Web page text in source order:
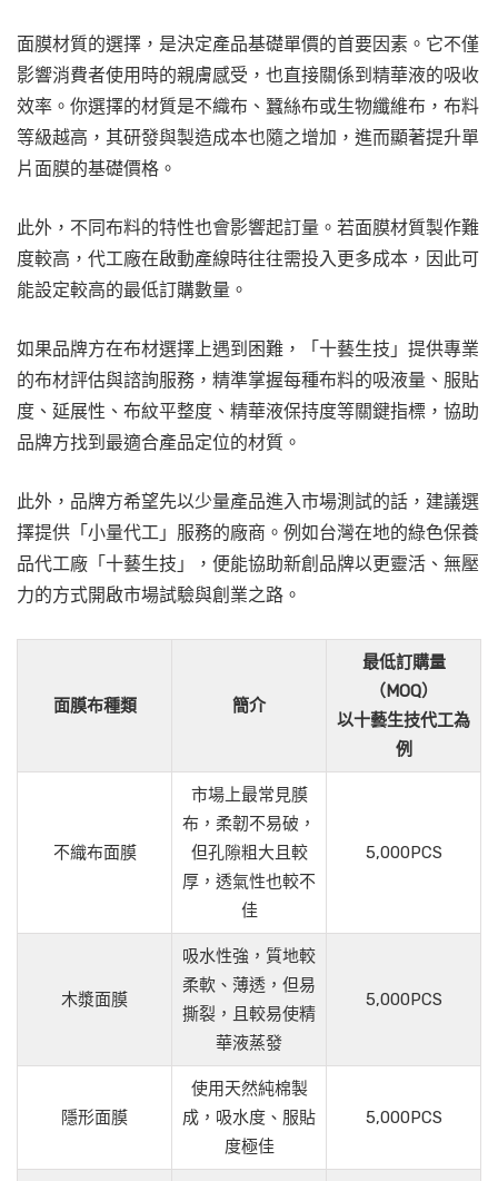
面膜材質的選擇，是決定產品基礎單價的首要因素。它不僅
影響消費者使用時的親膚感受，也直接關係到精華液的吸收
效率。你選擇的材質是不織布、蠶絲布或生物纖維布，布料
等級越高，其研發與製造成本也隨之增加，進而顯著提升單
片面膜的基礎價格。
此外，不同布料的特性也會影響起訂量。若面膜材質製作難
度較高，代工廠在啟動產線時往往需投入更多成本，因此可
能設定較高的最低訂購數量。
如果品牌方在布材選擇上遇到困難，「十藝生技」提供專業
的布材評估與諮詢服務，精準掌握每種布料的吸液量、服貼
度、延展性、布紋平整度、精華液保持度等關鍵指標，協助
品牌方找到最適合產品定位的材質。
此外，品牌方希望先以少量產品進入市場測試的話，建議選
擇提供「小量代工」服務的廠商。例如台灣在地的綠色保養
品代工廠「十藝生技」，便能協助新創品牌以更靈活、無壓
力的方式開啟市場試驗與創業之路。
面膜布種類 簡介
最低訂購量
（MOQ）
以十藝生技代工為
例
不織布面膜
市場上最常見膜
布，柔韌不易破，
但孔隙粗大且較
厚，透氣性也較不
佳
5,000PCS
木漿面膜
吸水性強，質地較
柔軟、薄透，但易
撕裂，且較易使精
華液蒸發
5,000PCS
隱形面膜
使用天然純棉製
成，吸水度、服貼
度極佳
5,000PCS